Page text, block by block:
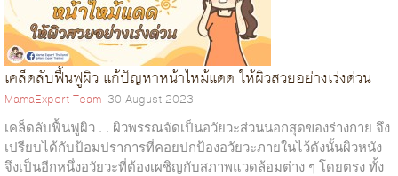
เคล็ดลับฟื้นฟูผิว แก้ปัญหาหน้าไหม้แดด ให้ผิวสวยอย่างเร่งด่วน
MamaExpert Team 30 August 2023
เคล็ดลับฟื้นฟูผิว . . ผิวพรรณจัดเป็นอวัยวะส่วนนอกสุดของร่างกาย จึง
เปรียบได้กับป้อมปราการที่คอยปกป้องอวัยวะภายในไว้ดังนั้นผิวหนัง
จึงเป็นอีกหนึ่งอวัยวะที่ต้องเผชิญกับสภาพแวดล้อมต่าง ๆ โดยตรง ทั้ง